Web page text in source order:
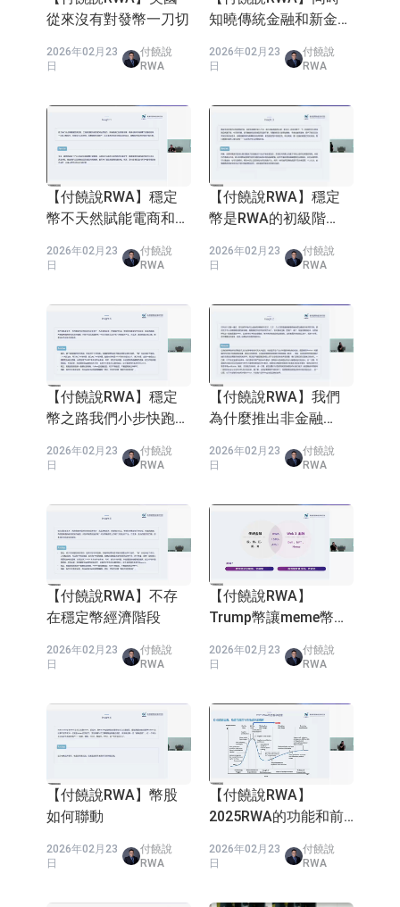
日
RWA
那
日
RWA
【付饒說RWA】深圳
房價反超香港，誰才是
大灣區未來核心？
2026年02月14
日
付饒說
RWA
【付饒說RWA】香港
迎來牢A流量紅利，背
後邏輯太關鍵
2026年02月14
日
付饒說
RWA
【付饒說RWA】
OpenClaw深度驗證
2026年02月14
日
付饒說
RWA
【付饒說RWA】六零
七零八零後請注意，數
字資產換道超車黃金賽
道
2026年02月14
日
付饒說
RWA
【付饒說RWA】數字
人民幣開啟16.7萬億市
場
2026年02月14
日
付饒說
RWA
【付饒說RWA】數字
資產下一個換道超車黃
金賽道
2026年02月14
日
RWA
【付饒說RWA】一條
2026年02月14
日
付饒說
【付饒說RWA】大平
台商家別再靠投流活！
第三代互聯網重構商業
邏輯
2026年02月14
日
RWA